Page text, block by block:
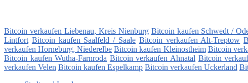
Bitcoin verkaufen Liebenau, Kreis Nienburg Bitcoin kaufen Schwedt /
Lintfort Bitcoin kaufen Saalfeld / Saale Bitcoin verkaufen Alt-Treptow
verkaufen Horneburg, Niederelbe Bitcoin kaufen Kleinostheim Bitcoin
Bitcoin kaufen Wutha-Farnroda Bitcoin verkaufen Ahnatal Bitcoin
verkaufen Velen Bitcoin kaufen Espelkamp Bitcoin verkaufen Uckerland